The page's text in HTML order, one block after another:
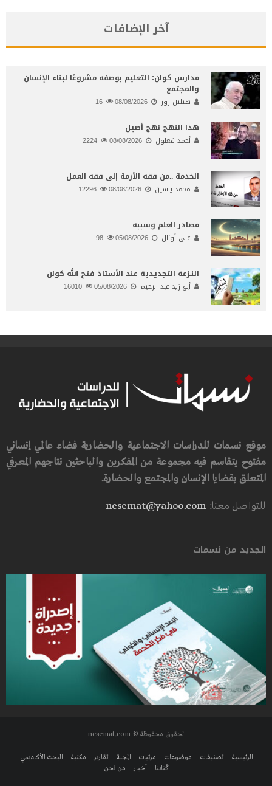
آخر الإضافات
مدارس كولن: التعليم بوصفه مشروعًا لبناء الإنسان
والمجتمع
هيلين روز 08/08/2026
هذا النهج نهج أصيل
أحمد قعلول 08/08/2026
الخدمة ..من فقه الأزمة إلى فقه العمل
محمد ياسين 08/08/2026
مصادر العلم وسببه
علي أونال 05/08/2026
النـزعة التجديدية عند الأستاذ فتح الله كولن
أبو زيد عبد الرحيم 05/08/2026
موقع نسمات للدراسات الاجتماعية والحضارية فضاء عالمي إنساني
مفتوح يتقاسم فيه مجموعة من المفكرين والباحثين نتاجهم المعرفي
المتعلق بقضايا الإنسان والمجتمع والحضارة.
للتواصل معنا:nesemat@yahoo.com
الجديد من نسمات
الحقوق محفوظة © nesemat.com
الرئيسية تصنيفات موضوعات مرئيات المجلة تقارير مكتبة
البحث الأكاديمي
كُتابنا
أخبار من نحن